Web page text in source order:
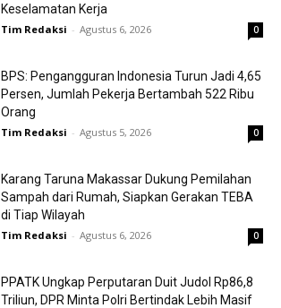
Keselamatan Kerja
Tim Redaksi - Agustus 6, 2026 0
BPS: Pengangguran Indonesia Turun Jadi 4,65
Persen, Jumlah Pekerja Bertambah 522 Ribu
Orang
Tim Redaksi - Agustus 5, 2026 0
Karang Taruna Makassar Dukung Pemilahan
Sampah dari Rumah, Siapkan Gerakan TEBA
di Tiap Wilayah
Tim Redaksi - Agustus 6, 2026 0
PPATK Ungkap Perputaran Duit Judol Rp86,8
Triliun, DPR Minta Polri Bertindak Lebih Masif